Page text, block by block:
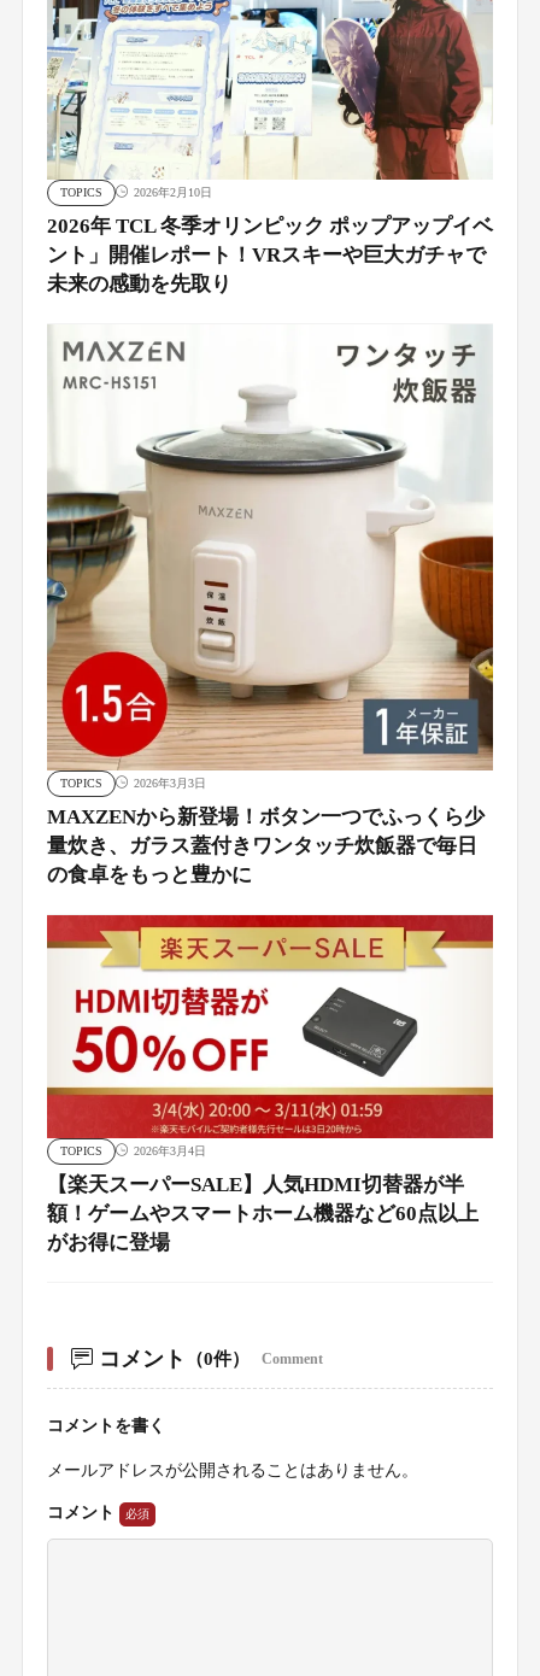
TOPICS 2026年2月10日
2026年 TCL 冬季オリンピック ポップアップイベ
ント」開催レポート！VRスキーや巨大ガチャで
未来の感動を先取り
TOPICS 2026年3月3日
MAXZENから新登場！ボタン一つでふっくら少
量炊き、ガラス蓋付きワンタッチ炊飯器で毎日
の食卓をもっと豊かに
TOPICS 2026年3月4日
【楽天スーパーSALE】人気HDMI切替器が半
額！ゲームやスマートホーム機器など60点以上
がお得に登場
コメント （0件） Comment
コメントを書く
メールアドレスが公開されることはありません。
コメント